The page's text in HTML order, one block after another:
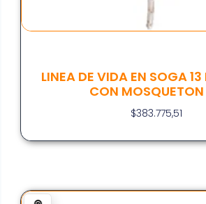
LINEA DE VIDA EN SOGA
CON
$383.775,51